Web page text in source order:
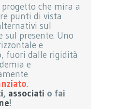
progetto che mira a
punti di vista
sul
sul presente. Uno
e
fuori dalle rigidità
e
.
, associati o fai
!